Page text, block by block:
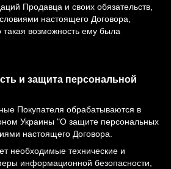
Продавца и своих обязательств,
настоящего Договора,
такая возможность ему была
и защита персональной
Покупателя обрабатываются в
Украины "О защите персональных
настоящего Договора.
необходимые технические и
информационной безопасности,